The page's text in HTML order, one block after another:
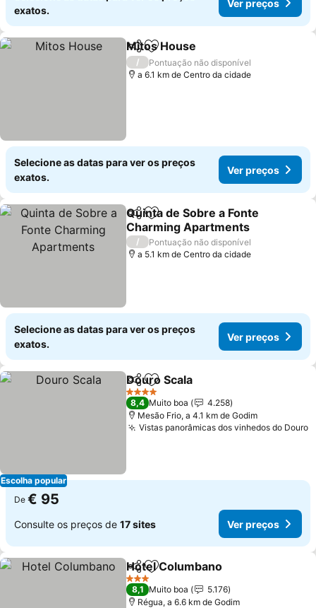
exatos.
Ver preços
PartilharAdicionar aos favoritos
Mitos House
/
Pontuação não disponível
a 6.1 km de Centro da cidade
Selecione as datas para ver os preços
exatos.
Ver preços
PartilharAdicionar aos favoritos
Quinta de Sobre a Fonte
Charming Apartments
Ver preços
/
Pontuação não disponível
a 5.1 km de Centro da cidade
Selecione as datas para ver os preços
exatos.
Ver preços
Escolha popular
PartilharAdicionar aos favoritos
Douro Scala
4 Estrelas
8,4 Muito boa
4.258
Mesão Frio, a 4.1 km de Godim
Vistas panorâmicas dos vinhedos do Douro
De € 95
Consulte os preços de 17 sites Ver preços
PartilharAdicionar aos favoritos
Hotel Columbano
3 Estrelas
8,1 Muito boa
5.176
Régua, a 6.6 km de Godim